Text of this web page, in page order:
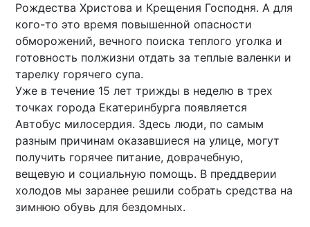
Рождества Христова и Крещения Господня. А для
кого-то это время повышенной опасности
обморожений, вечного поиска теплого уголка и
готовность полжизни отдать за теплые валенки и
тарелку горячего супа.
Уже в течение 15 лет трижды в неделю в трех
точках города Екатеринбурга появляется
Автобус милосердия. Здесь люди, по самым
разным причинам оказавшиеся на улице, могут
получить горячее питание, доврачебную,
вещевую и социальную помощь. В преддверии
холодов мы заранее решили собрать средства на
зимнюю обувь для бездомных.